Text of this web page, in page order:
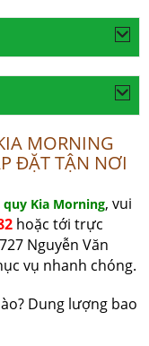
MORNING
ĐẶT TẬN NƠI
Kia Morning, vui
hoặc tới trực
Nguyễn Văn
vụ nhanh chóng.
Dung lượng bao